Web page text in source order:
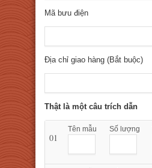
Mã bưu điện
Địa chỉ giao hàng (Bắt buộc)
Thật là một câu trích dẫn
01
Tên mẫu Số lượng